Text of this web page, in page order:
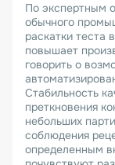
По экспертным
обычного
раскатки теста
повышает
говорить о
Стабильность
преткновения
небольших
соблюдения
определенным